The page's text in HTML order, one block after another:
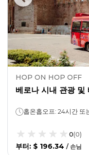
HOP ON HOP OFF
베로나 시내 관광 및
0(0)
부터: $ 196.34 / 손님